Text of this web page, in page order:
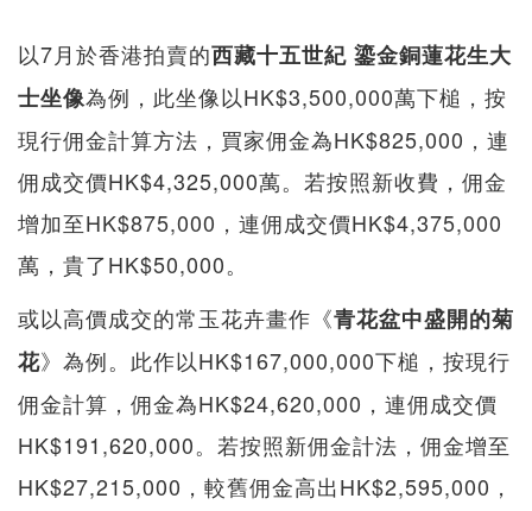
以7月於香港拍賣的西藏十五世紀 鎏金銅蓮花生大
士坐像為例，此坐像以HK$3,500,000萬下槌，按
現行佣金計算方法，買家佣金為HK$825,000，連
佣成交價HK$4,325,000萬。若按照新收費，佣金
增加至HK$875,000，連佣成交價HK$4,375,000
萬，貴了HK$50,000。
或以高價成交的常玉花卉畫作《青花盆中盛開的菊
花》為例。此作以HK$167,000,000下槌，按現行
佣金計算，佣金為HK$24,620,000，連佣成交價
HK$191,620,000。若按照新佣金計法，佣金增至
HK$27,215,000，較舊佣金高出HK$2,595,000，